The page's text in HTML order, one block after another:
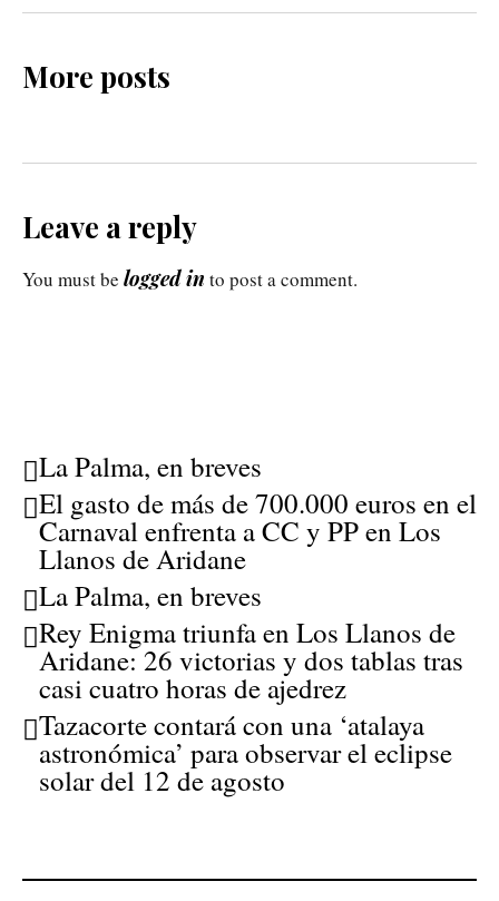
More posts
Leave a reply
You must be logged in to post a comment.
La Palma, en breves
El gasto de más de 700.000 euros en el
Carnaval enfrenta a CC y PP en Los
Llanos de Aridane
La Palma, en breves
Rey Enigma triunfa en Los Llanos de
Aridane: 26 victorias y dos tablas tras
casi cuatro horas de ajedrez
Tazacorte contará con una ‘atalaya
astronómica’ para observar el eclipse
solar del 12 de agosto